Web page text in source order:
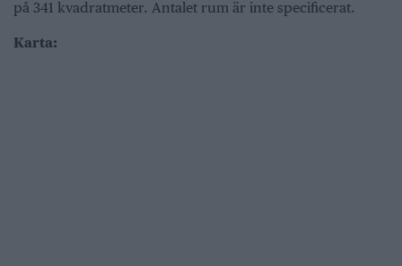
på 341 kvadratmeter. Antalet rum är inte specificerat.
Karta: